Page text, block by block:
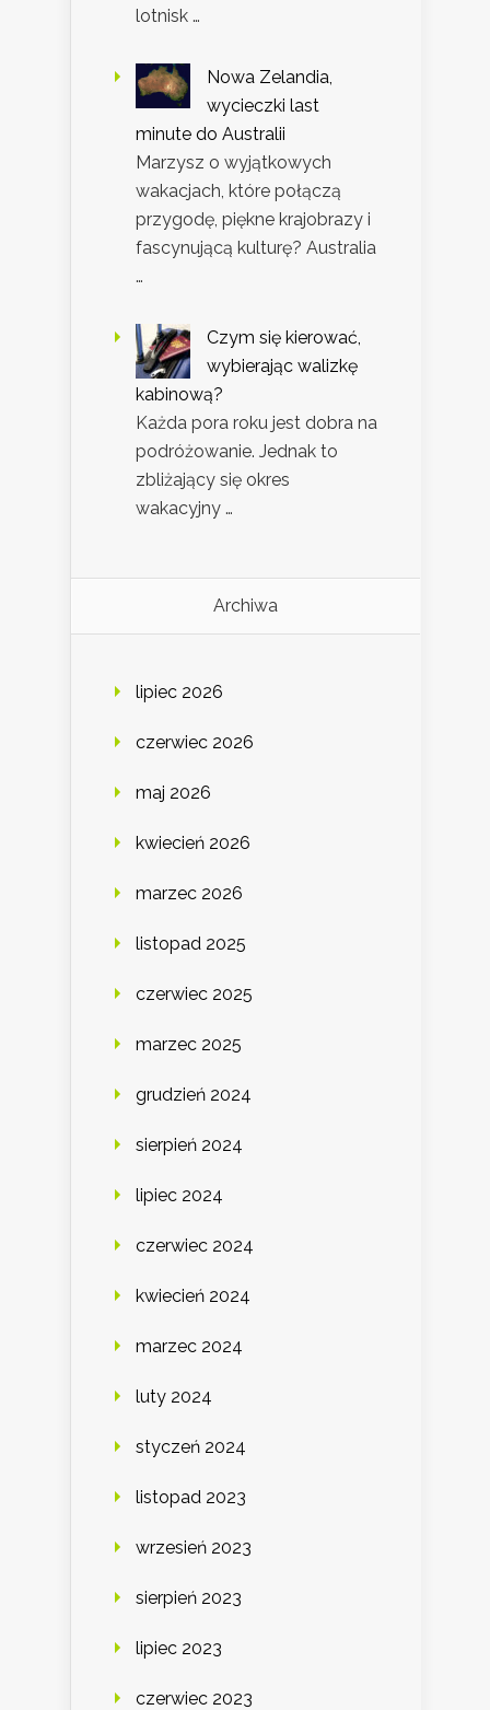
lotnisk …
Nowa Zelandia,
wycieczki last
minute do Australii
Marzysz o wyjątkowych
wakacjach, które połączą
przygodę, piękne krajobrazy i
fascynującą kulturę? Australia
…
Czym się kierować,
wybierając walizkę
kabinową?
Każda pora roku jest dobra na
podróżowanie. Jednak to
zbliżający się okres
wakacyjny …
Archiwa
lipiec 2026
czerwiec 2026
maj 2026
kwiecień 2026
marzec 2026
listopad 2025
czerwiec 2025
marzec 2025
grudzień 2024
sierpień 2024
lipiec 2024
czerwiec 2024
kwiecień 2024
marzec 2024
luty 2024
styczeń 2024
listopad 2023
wrzesień 2023
sierpień 2023
lipiec 2023
czerwiec 2023